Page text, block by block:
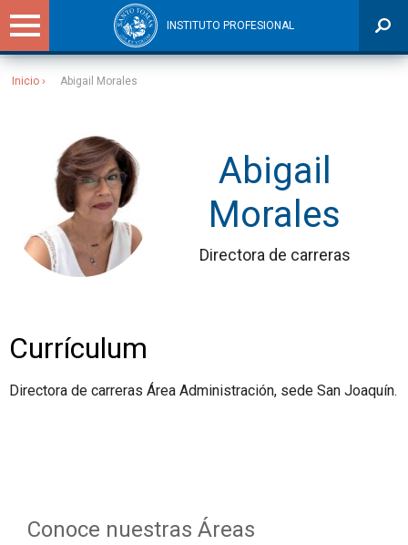
INSTITUTO PROFESIONAL
Inicio Abigail Morales
Abigail
Morales
Directora de carreras
Currículum
Directora de carreras Área Administración, sede San Joaquín.
Conoce nuestras Áreas